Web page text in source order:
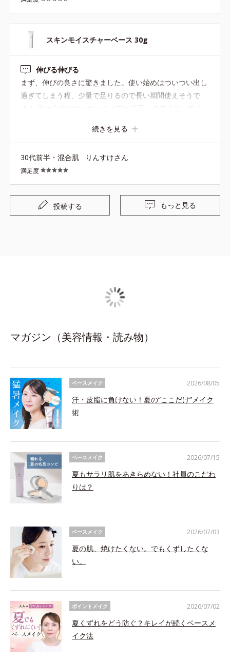
スキンモイスチャーベース 30g
伸びる伸びる
まず、伸びの良さに驚きました。使い始めはついつい出し
過ぎてしまう程、少量で足りるので長い期間使えそうで
い商品だと感じています。
続きを見る
30代前半・混合肌 りんすけさん
満足度
投稿する もっと見る
マガジン（美容情報・読み物）
ベースメイク
汗・皮脂に負けない！夏の“ここだけ”メイク
術
2026/08/05
ベースメイク
夏もサラリ肌をあきらめない！社員のこだわ
りは？
2026/07/15
ベースメイク
夏の肌、焼けたくない。でもくずしたくな
い。
2026/07/03
ポイントメイク
夏くずれをどう防ぐ？キレイが続くベースメ
イク法
2026/07/02